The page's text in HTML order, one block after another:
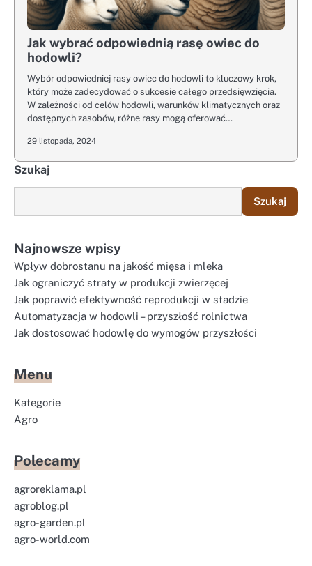
Jak wybrać odpowiednią rasę owiec do
hodowli?
Wybór odpowiedniej rasy owiec do hodowli to kluczowy krok,
który może zadecydować o sukcesie całego przedsięwzięcia.
W zależności od celów hodowli, warunków klimatycznych oraz
dostępnych zasobów, różne rasy mogą oferować…
29 listopada, 2024
Szukaj
Szukaj
Najnowsze wpisy
Wpływ dobrostanu na jakość mięsa i mleka
Jak ograniczyć straty w produkcji zwierzęcej
Jak poprawić efektywność reprodukcji w stadzie
Automatyzacja w hodowli – przyszłość rolnictwa
Jak dostosować hodowlę do wymogów przyszłości
Menu
Kategorie
Agro
Polecamy
agroreklama.pl
agroblog.pl
agro-garden.pl
agro-world.com